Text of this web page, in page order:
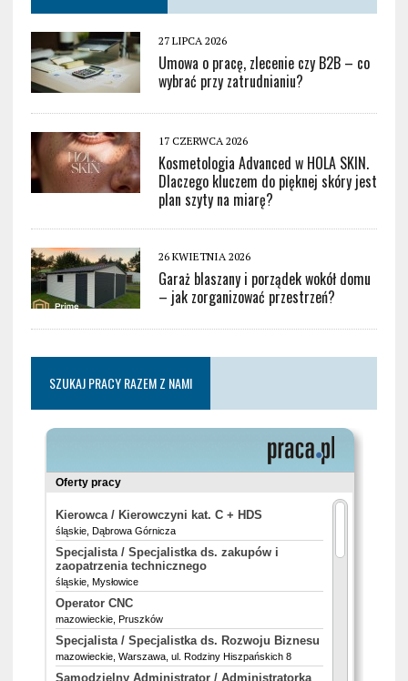
27 LIPCA 2026
Umowa o pracę, zlecenie czy B2B – co
wybrać przy zatrudnianiu?
17 CZERWCA 2026
Kosmetologia Advanced w HOLA SKIN.
Dlaczego kluczem do pięknej skóry jest
plan szyty na miarę?
26 KWIETNIA 2026
Garaż blaszany i porządek wokół domu
– jak zorganizować przestrzeń?
SZUKAJ PRACY RAZEM Z NAMI